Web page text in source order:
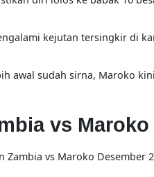
kejutan tersingkir di
awal sudah sirna, Maroko
vs Maroko
Zambia vs Maroko Desember